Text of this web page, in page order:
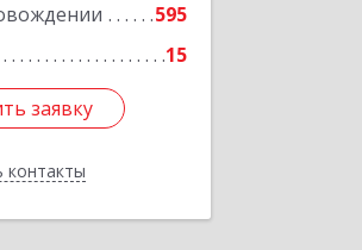
595
15
заявку
контакты
Подробнее
заявку